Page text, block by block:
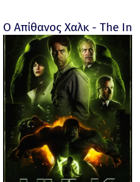
Ο Απίθανος Χαλκ - The